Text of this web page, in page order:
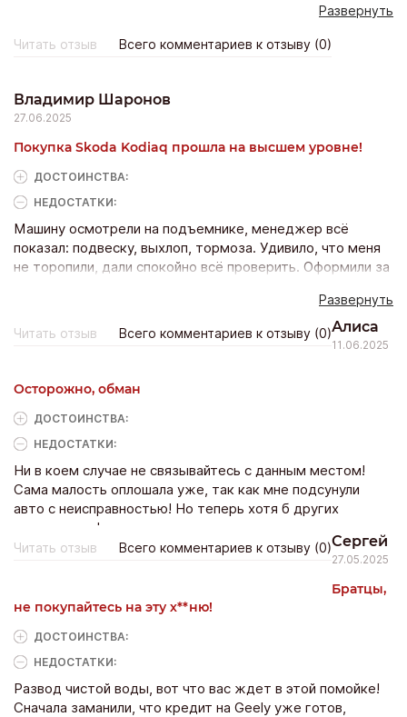
драйв тоже не смогли записать ,то машина занята, то
сломалась. Чувство, что персонал вообще не обучен,
лишь бы уговорить подписать договор. Для такого
Развернуть
Читать отзыв Всего комментариев к отзыву (0)
Владимир Шаронов
27.06.2025
Покупка Skoda Kodiaq прошла на высшем уровне!
ДОСТОИНCТВА:
НЕДОСТАТКИ:
Машину осмотрели на подъемнике, менеджер всё
показал: подвеску, выхлоп, тормоза. Удивило, что меня
не торопили, дали спокойно всё проверить. Оформили за
Вот это сервис! Теперь буду обращаться только сюда.
Развернуть
Читать отзыв Всего комментариев к отзыву (0)Алиса
11.06.2025
Осторожно, обман
ДОСТОИНCТВА:
НЕДОСТАТКИ:
Ни в коем случае не связывайтесь с данным местом!
Сама малость оплошала уже, так как мне подсунули
авто с неисправностью! Но теперь хотя б других
предупрежу!
Читать отзыв Всего комментариев к отзыву (0)Сергей
27.05.2025
Братцы,
не покупайтесь на эту х**ню!
ДОСТОИНCТВА:
НЕДОСТАТКИ:
Развод чистой воды, вот что вас ждет в этой помойке!
Сначала заманили, что кредит на Geely уже готов,